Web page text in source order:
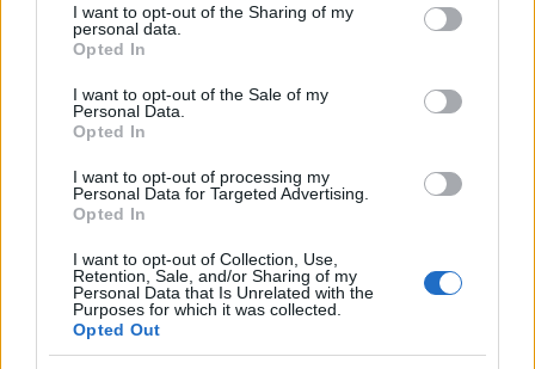
not limited to your visit or usage behaviour. You may click to
grant or deny consent to Google and its third-party tags to
use your data for below specified purposes in below Google
consent section.
I want to opt-out of the Sharing of my
personal data.
Opted In
I want to opt-out of the Sale of my
Personal Data.
Opted In
I want to opt-out of processing my
Personal Data for Targeted Advertising.
Opted In
I want to opt-out of Collection, Use,
Retention, Sale, and/or Sharing of my
Personal Data that Is Unrelated with the
Purposes for which it was collected.
Opted Out
Matteo Pellegrino · 10 Ago 2026